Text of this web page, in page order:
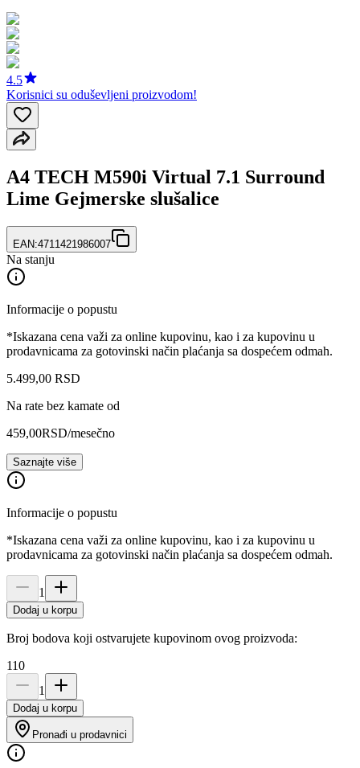
4.5
Korisnici su oduševljeni proizvodom!
A4 TECH M590i Virtual 7.1 Surround
Lime Gejmerske slušalice
EAN:4711421986007
Na stanju
Informacije o popustu
*Iskazana cena važi za online kupovinu, kao i za kupovinu u
prodavnicama za gotovinski način plaćanja sa dospećem odmah.
5.499,00 RSD
Na rate bez kamate od
459,00RSD/mesečno
Saznajte više
Informacije o popustu
*Iskazana cena važi za online kupovinu, kao i za kupovinu u
prodavnicama za gotovinski način plaćanja sa dospećem odmah.
1
Dodaj u korpu
Broj bodova koji ostvarujete kupovinom ovog proizvoda:
110
1
Dodaj u korpu
Pronađi u prodavnici